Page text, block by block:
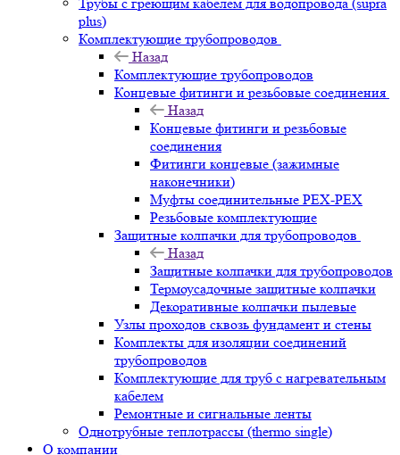
plus)
Комплектующие трубопроводов
Назад
Комплектующие трубопроводов
Концевые фитинги и резьбовые соединения
Назад
Концевые фитинги и резьбовые
соединения
Фитинги концевые (зажимные
наконечники)
Муфты соединительные РЕХ-PEX
Резьбовые комплектующие
Защитные колпачки для трубопроводов
Назад
Защитные колпачки для трубопроводов
Термоусадочные защитные колпачки
Декоративные колпачки пылевые
Узлы проходов сквозь фундамент и стены
Комплекты для изоляции соединений
трубопроводов
Комплектующие для труб с нагревательным
кабелем
Ремонтные и сигнальные ленты
Однотрубные теплотрассы (thermo single)
О компании